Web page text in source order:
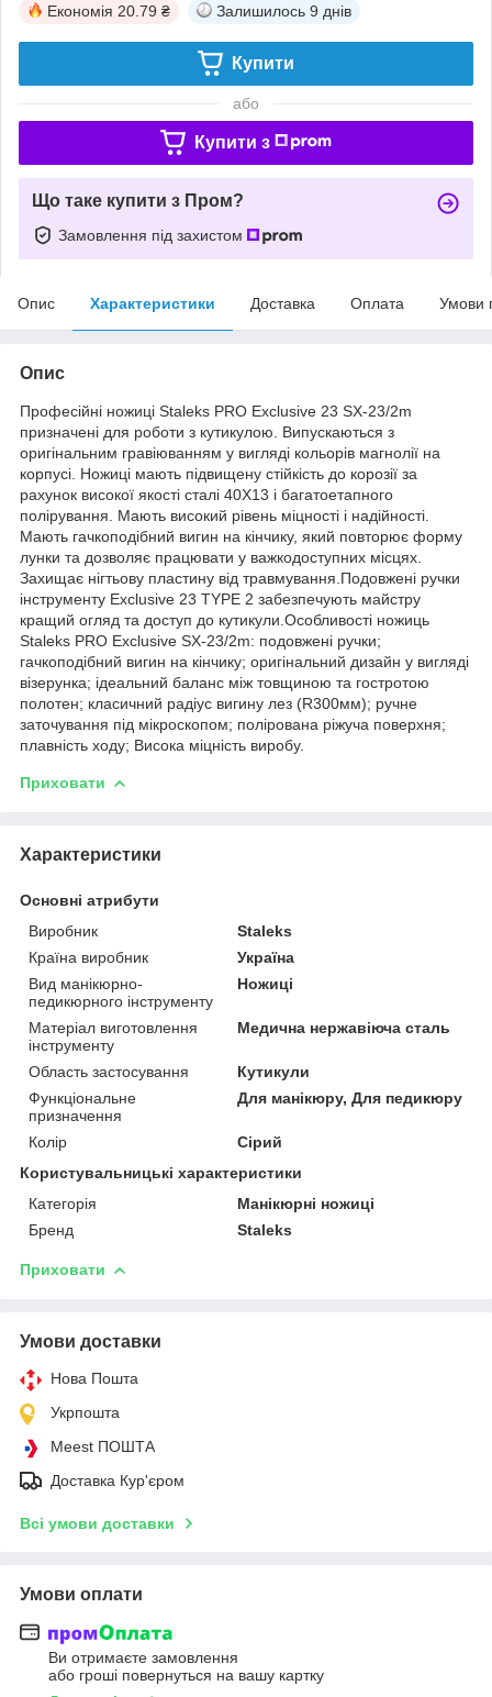
Економія 20.79 ₴ Залишилось 9 днів
Купити
або
Купити з
Що таке купити з Пром?
Замовлення під захистом
Опис Характеристики Доставка Оплата Умови
Опис
Професійні ножиці Staleks PRO Exclusive 23 SX-23/2m
призначені для роботи з кутикулою. Випускаються з
оригінальним гравіюванням у вигляді кольорів магнолії на
корпусі. Ножиці мають підвищену стійкість до корозії за
рахунок високої якості сталі 40Х13 і багатоетапного
полірування. Мають високий рівень міцності і надійності.
Мають гачкоподібний вигин на кінчику, який повторює форму
лунки та дозволяє працювати у важкодоступних місцях.
Захищає нігтьову пластину від травмування.Подовжені ручки
інструменту Exclusive 23 TYPE 2 забезпечують майстру
кращий огляд та доступ до кутикули.Особливості ножиць
Staleks PRO Exclusive SX-23/2m: подовжені ручки;
гачкоподібний вигин на кінчику; оригінальний дизайн у вигляді
візерунка; ідеальний баланс між товщиною та гостротою
полотен; класичний радіус вигину лез (R300мм); ручне
заточування під мікроскопом; полірована ріжуча поверхня;
плавність ходу; Висока міцність виробу.
Приховати
Характеристики
Основні атрибути
Виробник
Staleks
Країна виробник
Україна
Вид манікюрно-
педикюрного інструменту
Ножиці
Матеріал виготовлення
інструменту
Медична нержавіюча сталь
Область застосування
Кутикули
Функціональне
призначення
Для манікюру, Для педикюру
Колір
Сірий
Користувальницькі характеристики
Категорія
Манікюрні ножиці
Бренд
Staleks
Приховати
Умови доставки
Нова Пошта
Укрпошта
Meest ПОШТА
Доставка Кур'єром
Всі умови доставки
Умови оплати
Ви отримаєте замовлення
або гроші повернуться на вашу картку